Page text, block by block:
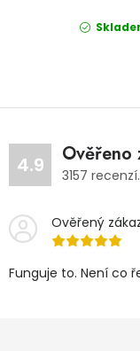
4.9 Ověřeno
3157 recenzí.
Ověřený
Funguje to. Není co